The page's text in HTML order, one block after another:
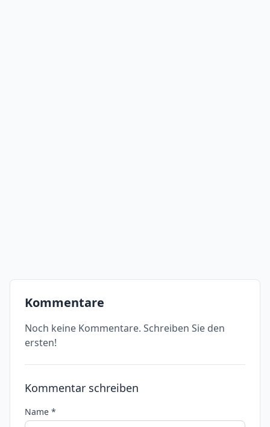
Kommentare
Noch keine Kommentare. Schreiben Sie den
ersten!
Kommentar schreiben
Name *